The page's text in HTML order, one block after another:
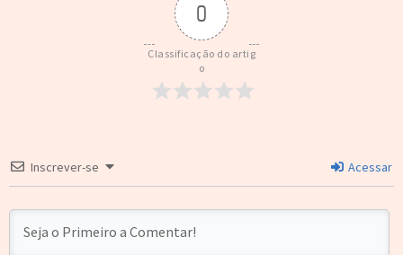
0
Classificação do artig
o
Inscrever-se Acessar